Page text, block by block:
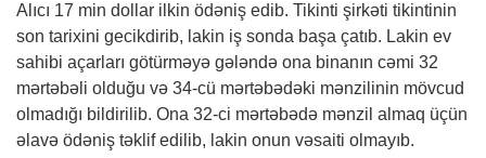
Alıcı 17 min dollar ilkin ödəniş edib. Tikinti şirkəti tikintinin
son tarixini gecikdirib, lakin iş sonda başa çatıb. Lakin ev
sahibi açarları götürməyə gələndə ona binanın cəmi 32
mərtəbəli olduğu və 34-cü mərtəbədəki mənzilinin mövcud
olmadığı bildirilib. Ona 32-ci mərtəbədə mənzil almaq üçün
əlavə ödəniş təklif edilib, lakin onun vəsaiti olmayıb.